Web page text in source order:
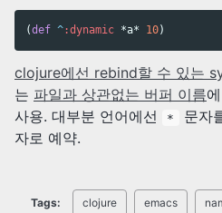
(def ^:dynamic *a* 10)
clojure에선 rebind할 수 있는
는 파일과 상관없는 버퍼 이름
사용. 대부분 언어에선
*
문자
자로 예약.
Tags: clojure emacs